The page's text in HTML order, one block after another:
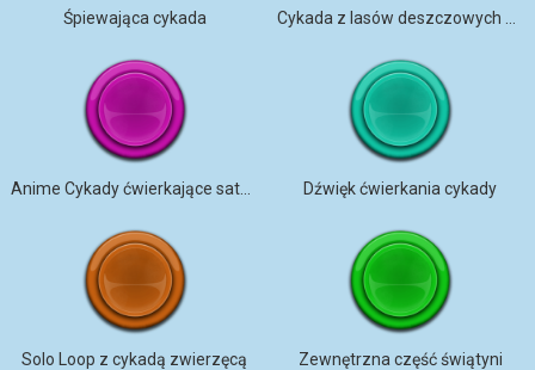
Śpiewająca cykada
Anime Cykady ćwierkające satysfakcjonująco Dźwięk ćwierkania cykady
Solo Loop z cykadą zwierzęcą Zewnętrzna część świątyni